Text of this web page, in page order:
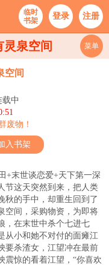
临时
书架
登录 注册
泉空间 菜单
空间
中
废物！
入书架
+末世谈恋爱+天下第一深
节这天突然到来，把人类
秋的手中，却重生回到了
空间，采购物资，为即将
，在末世中杀个七进七
从小和她不对付的面瘫江
要杀渣女，江望冲在最前
震惊的看着江望，“你喜欢